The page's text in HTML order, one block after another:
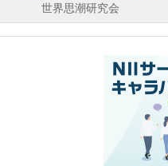
世界思潮研究会